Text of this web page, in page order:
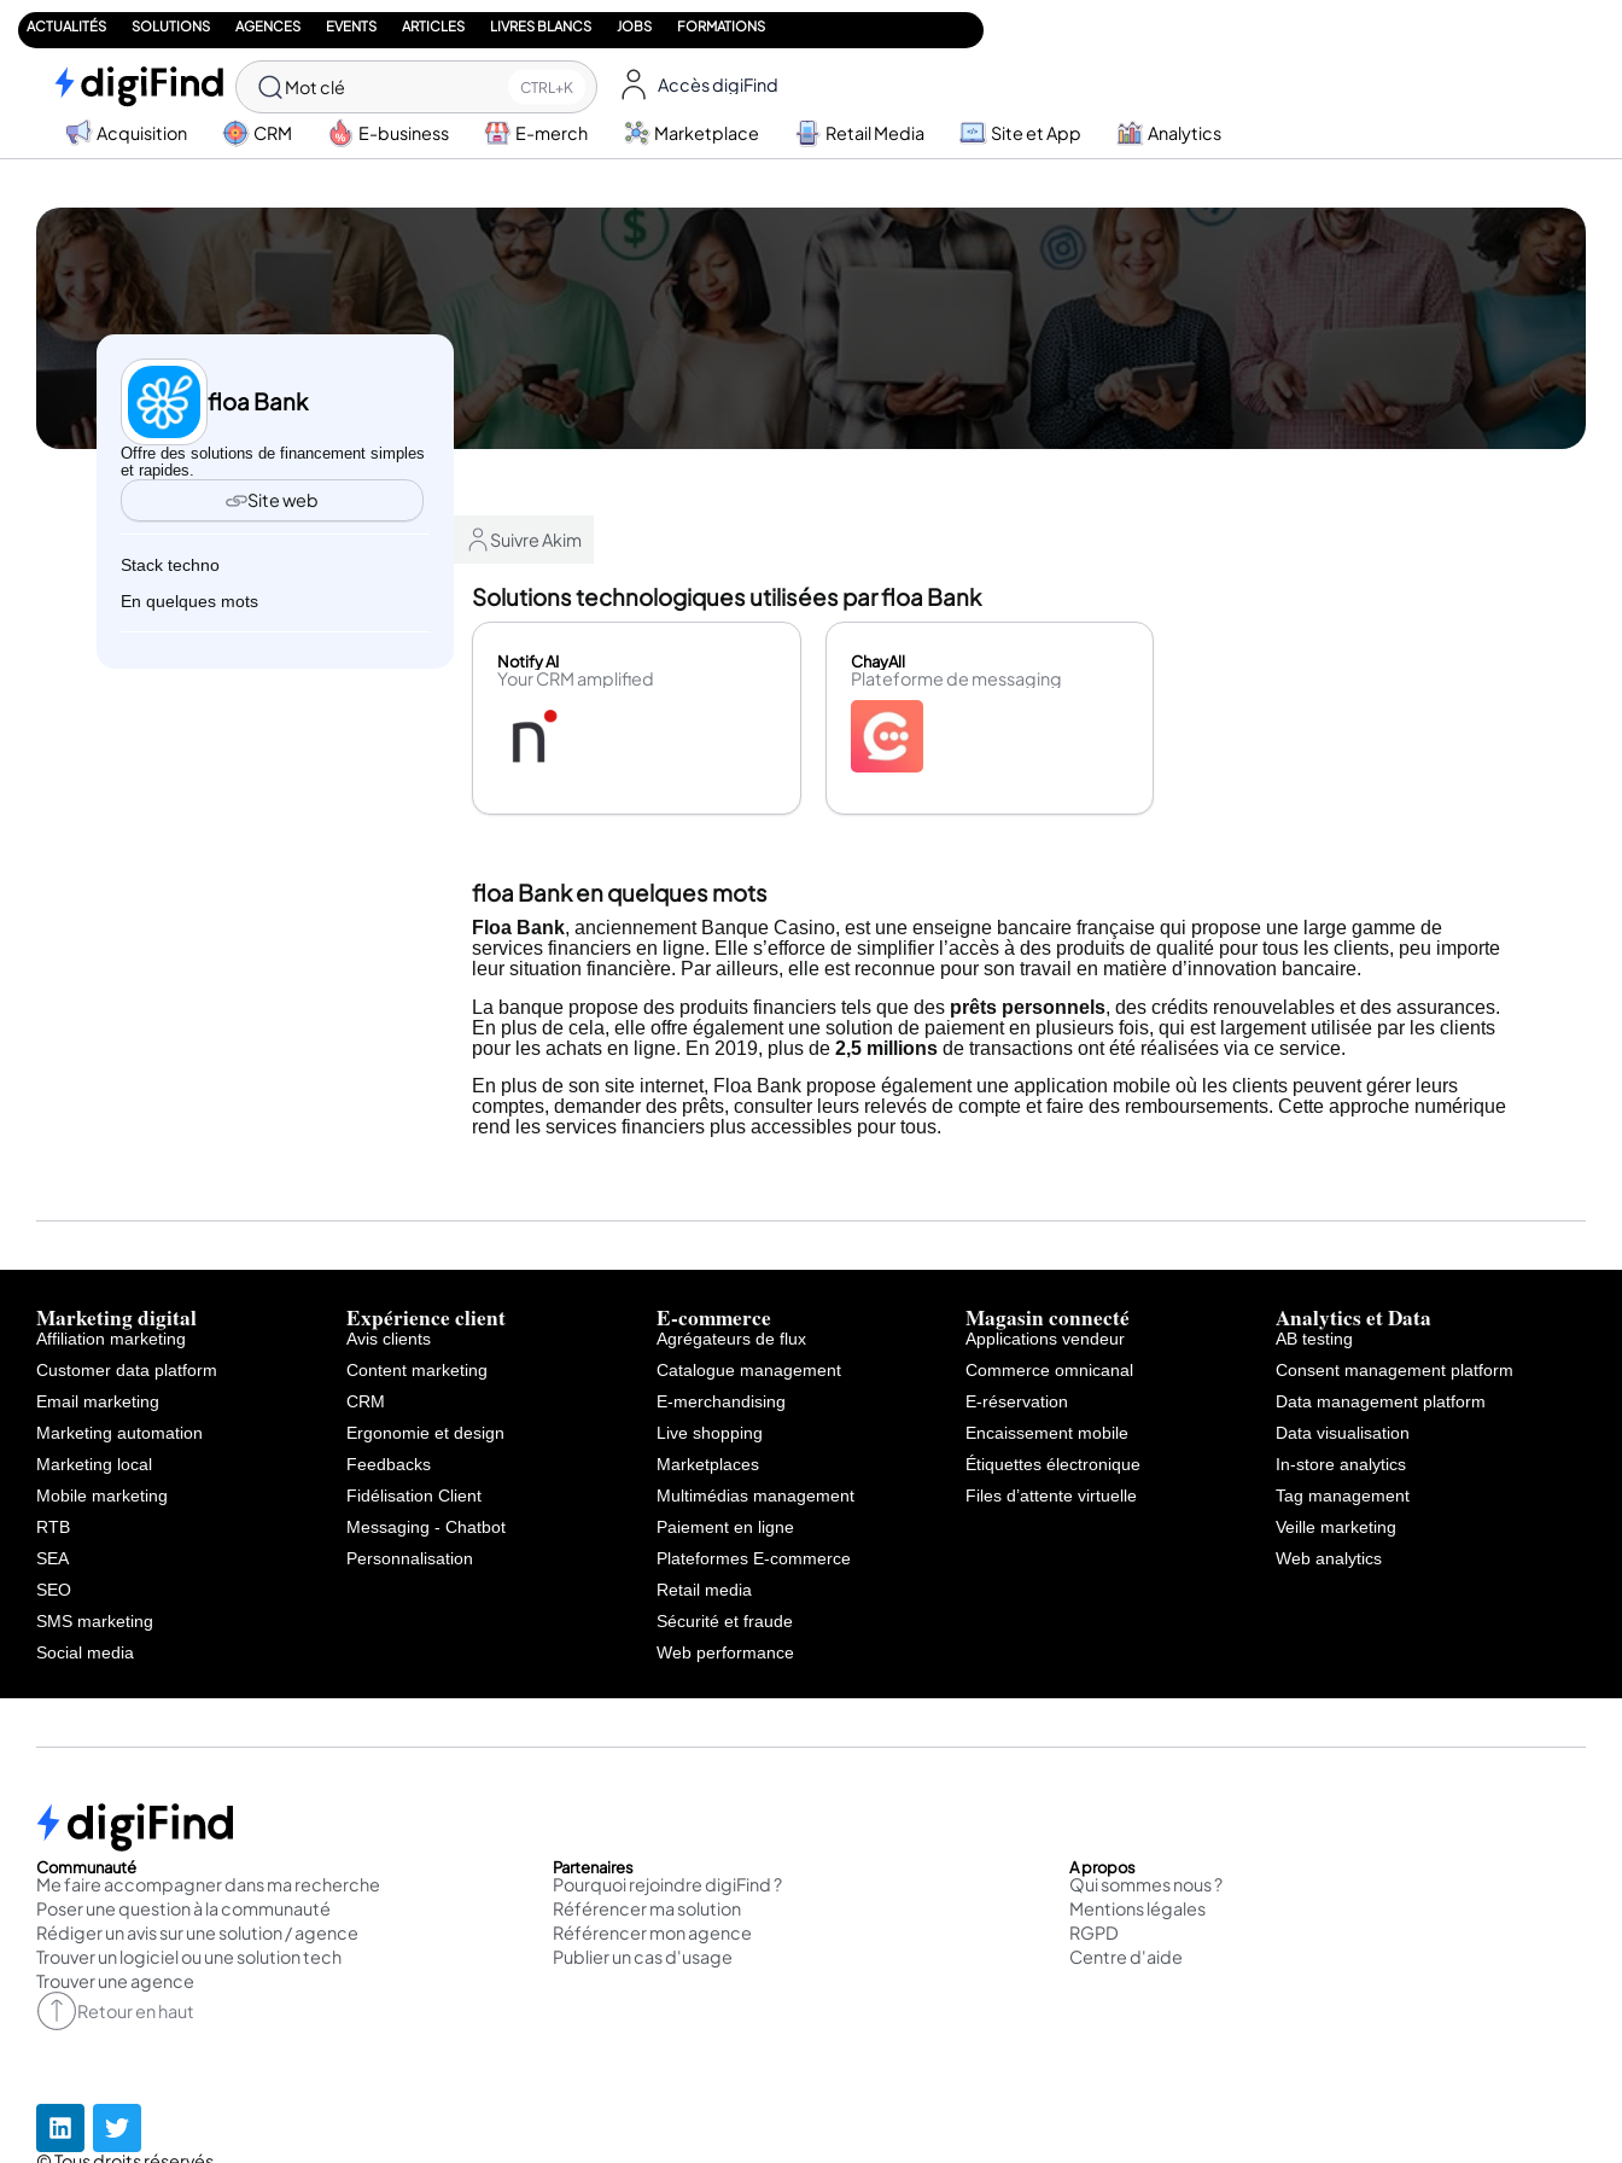
ACTUALITÉS SOLUTIONS AGENCES EVENTS ARTICLES LIVRES BLANCS JOBS FORMATIONS
Mot clé CTRL+K Accès digiFind
Acquisition CRM E-business E-merch Marketplace Retail Media Site et App Analytics
floa Bank
Offre des solutions de financement simples
et rapides.
Site web
Stack techno
En quelques mots
Suivre Akim
Solutions technologiques utilisées par floa Bank
Notify AI
Your CRM amplified
ChayAll
Plateforme de messaging
floa Bank en quelques mots
Floa Bank, anciennement Banque Casino, est une enseigne bancaire française qui propose une large gamme de
services financiers en ligne. Elle s’efforce de simplifier l’accès à des produits de qualité pour tous les clients, peu importe
leur situation financière. Par ailleurs, elle est reconnue pour son travail en matière d’innovation bancaire.
La banque propose des produits financiers tels que des prêts personnels, des crédits renouvelables et des assurances.
En plus de cela, elle offre également une solution de paiement en plusieurs fois, qui est largement utilisée par les clients
pour les achats en ligne. En 2019, plus de 2,5 millions de transactions ont été réalisées via ce service.
En plus de son site internet, Floa Bank propose également une application mobile où les clients peuvent gérer leurs
comptes, demander des prêts, consulter leurs relevés de compte et faire des remboursements. Cette approche numérique
rend les services financiers plus accessibles pour tous.
Marketing digital
Affiliation marketing
Customer data platform
Email marketing
Marketing automation
Marketing local
Mobile marketing
RTB
SEA
SEO
SMS marketing
Social media
Expérience client
Avis clients
Content marketing
CRM
Ergonomie et design
Feedbacks
Fidélisation Client
Messaging - Chatbot
Personnalisation
E-commerce
Agrégateurs de flux
Catalogue management
E-merchandising
Live shopping
Marketplaces
Multimédias management
Paiement en ligne
Plateformes E-commerce
Retail media
Sécurité et fraude
Web performance
Magasin connecté
Applications vendeur
Commerce omnicanal
E-réservation
Encaissement mobile
Étiquettes électronique
Files d’attente virtuelle
Analytics et Data
AB testing
Consent management platform
Data management platform
Data visualisation
In-store analytics
Tag management
Veille marketing
Web analytics
Communauté
Me faire accompagner dans ma recherche
Poser une question à la communauté
Rédiger un avis sur une solution / agence
Trouver un logiciel ou une solution tech
Trouver une agence
Partenaires
Pourquoi rejoindre digiFind ?
Référencer ma solution
Référencer mon agence
Publier un cas d'usage
A propos
Qui sommes nous ?
Mentions légales
RGPD
Centre d'aide
Retour en haut